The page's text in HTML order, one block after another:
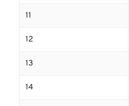
11
12
13
14